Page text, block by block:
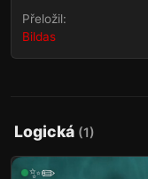
Přeložil:
Bildas
Logická (1)
✨✏️